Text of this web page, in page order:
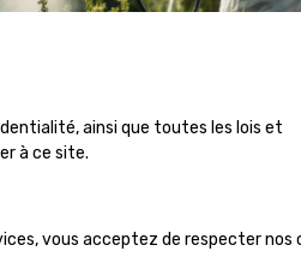
ainsi que toutes les lois et
à ce site.
vous acceptez de respecter nos